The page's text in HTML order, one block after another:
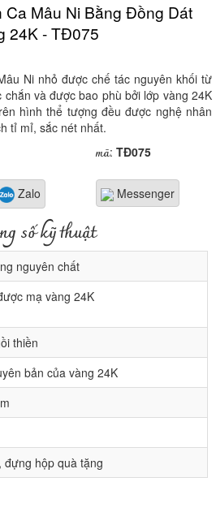
Mâu Ni Bằng Đồng Dát
24K - TĐ075
Ni nhỏ được chế tác nguyên khối từ
chắn và được bao phù bởi lớp vàng 24K
hình thể tượng đều được nghệ nhân
tỉ mỉ, sắc nét nhất.
mã: TĐ075
Zalo Messenger
số kỹ thuật
nguyên chất
mạ vàng 24K
thiền
bản của vàng 24K
đựng hộp quà tặng